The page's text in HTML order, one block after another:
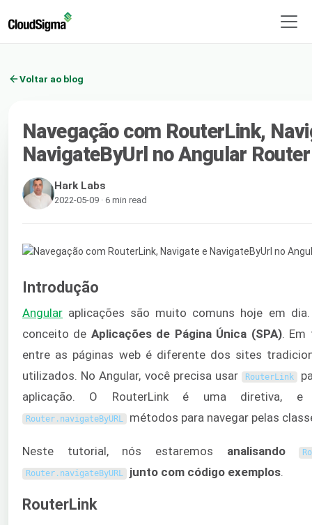
Voltar ao blog
Navegação com RouterLink,
NavigateByUrl no Angular Router
Hark Labs
2022-05-09 · 6 min read
Introdução
Angular aplicações são muito comuns hoje em
conceito de Aplicações de Página Única (SPA). Em
entre as páginas web é diferente dos sites
utilizados. No Angular, você precisa usar RouterLink
aplicação. O RouterLink é uma diretiva,
Router. navigateByURL métodos para navegar pelas
Neste tutorial, nós estaremos analisando
Router. navigateByURL junto com código exemplos.
RouterLink